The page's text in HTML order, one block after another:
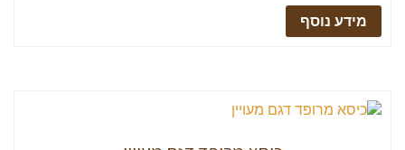
מידע נוסף